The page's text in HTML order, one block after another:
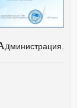
министрация.